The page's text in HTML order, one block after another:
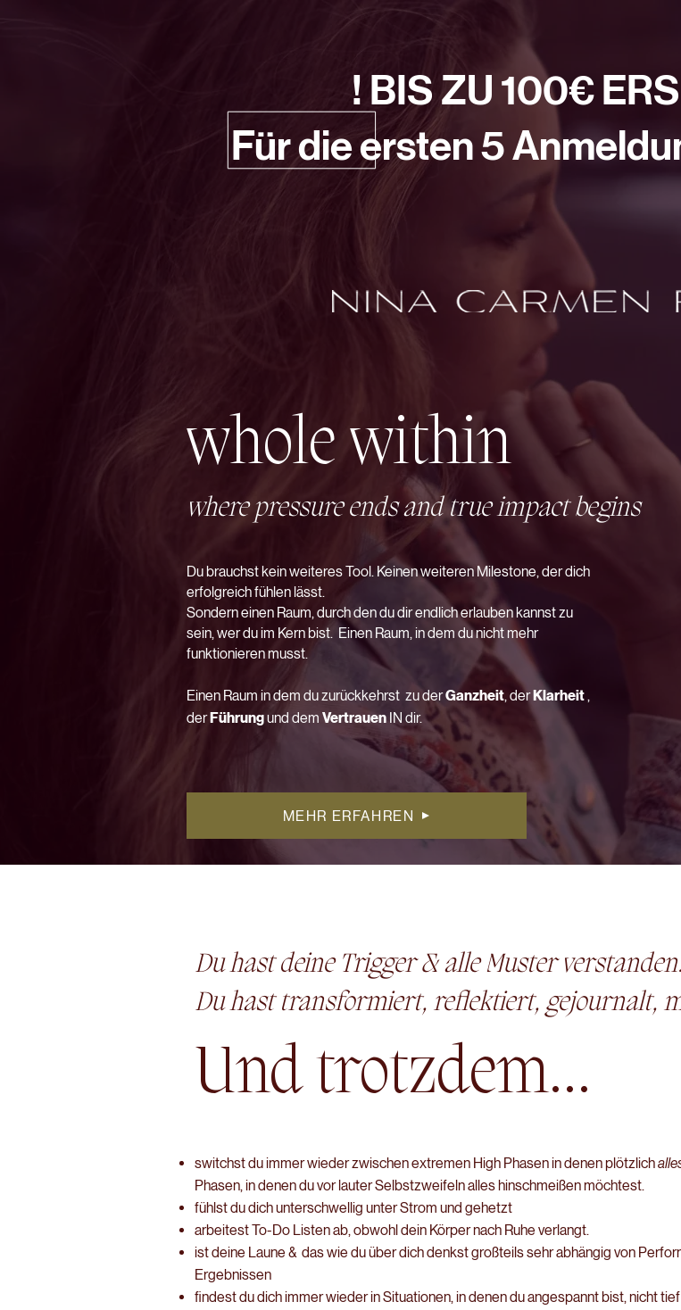
! BIS ZU 100€
Für die ersten 5
whole within
where pressure ends and true impact begins
D​u brauchst kein weiteres Tool. Keinen weiteren Milestone, der dich
erfolgreichfühlen lässt.
Sondern einen Raum, durch den du dir endlich erlauben kannst zu
sein, wer du im Kern bist. Einen Raum, in dem du nicht mehr
funktionieren musst.
Einen Raum in dem du zurückkehrst zu derGanzheit, derKlarheit,
derFührungund dem VertrauenIN dir.
MEHR ERFAHREN
Du hast deine Trigger & alle Muster verstanden.
Du hast transformiert, reflektiert, gejournalt,
Und trotzdem...
switchstdu immerwiederzwischen extremen High Phasen in denen plötzlich
Phasen, in denen du vor lauter Selbstzweifeln alles hinschmeißen möchtest.
fühlst du dich unterschwellig unter Strom und gehetzt
arbeitest To-Do Listen ab, obwohl dein Körper nach Ruhe verlangt.
ist deine Laune & das wie du über dich denkst großteils sehr abhängig von
Ergebnissen
findest du dich immer wieder in Situationen, in denen du angespannt bist, nicht